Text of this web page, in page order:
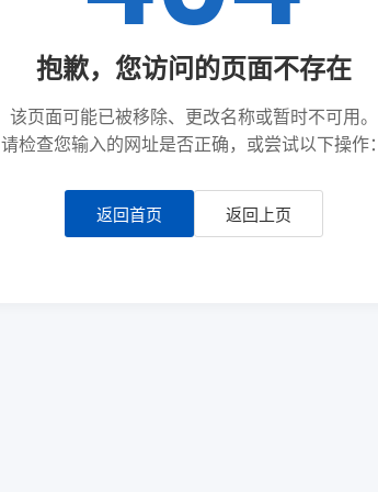
抱歉，您访问的页面不存在
该页面可能已被移除、更改名称或暂时不可用。
请检查您输入的网址是否正确，或尝试以下操作：
返回首页 返回上页